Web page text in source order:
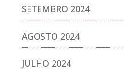
SETEMBRO 2024
AGOSTO 2024
JULHO 2024